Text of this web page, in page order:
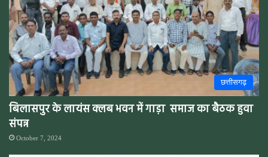
छत्तीसगढ़
बिलासपुर के लायंस क्लब भवन में गाड़ा समाज का बैठक हुवा
संपन्न
October 7, 2024